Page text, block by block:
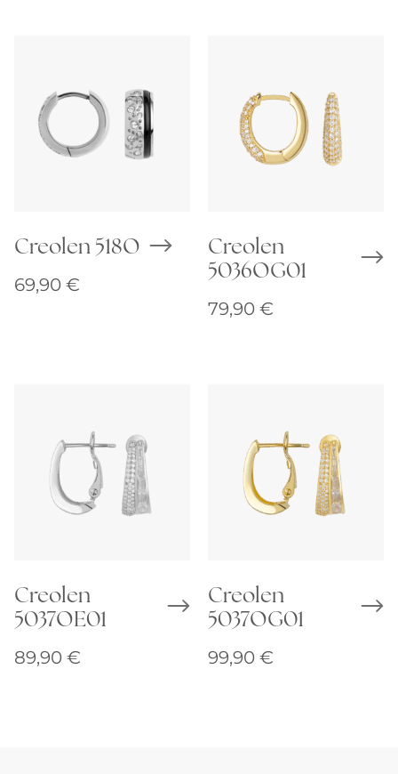
Creolen 518O
69,90 €
Creolen
5036OG01
79,90 €
Creolen
5037OE01
89,90 €
Creolen
5037OG01
99,90 €